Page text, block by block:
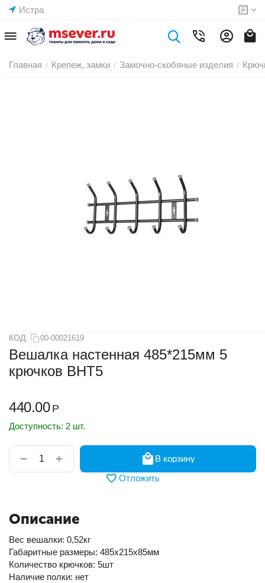
Истра
Главная / Крепеж, замки / Замочно-скобяные изделия /
КОД: 00-00021619
Вешалка настенная 485*215мм 5
крючков ВНТ5
440.00 Р
Доступность: 2 шт.
+
−
В корзину
Отложить
Описание
Вес вешалки: 0,52кг
Габаритные размеры: 485х215х85мм
Количество крючков: 5шт
Наличие полки: нет